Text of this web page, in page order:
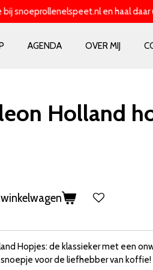
snoeprollenelspeet.nl en haal
AGENDA OVER MIJ
Holland
Hopjes: de klassieker met een
voor de liefhebber van koffie!